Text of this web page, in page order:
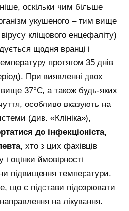
оскільки чим більше
укушеного – тим вище
кліщового енцефаліту)
щодня вранці і
протягом 35 днів
При виявленні двох
вище 37°С, а також будь-яких
особливо вказують на
(див. «Клініка»),
до інфекціоніста,
, хто з цих фахівців
оцінки ймовірності
підвищення температури.
що є підстави підозрювати
на лікування.